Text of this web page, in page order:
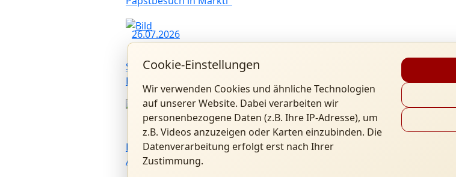
26.07.2026
Sommerkonzert mit Konrad
Raischl und Band
01.07.2026
Benedikt XVI. Forum in
Altötting
Cookie-Einstellungen
Wir verwenden Cookies und ähnliche Technologien
auf unserer Website. Dabei verarbeiten wir
personenbezogene Daten (z.B. Ihre IP-Adresse), um
z.B. Videos anzuzeigen oder Karten einzubinden. Die
Datenverarbeitung erfolgt erst nach Ihrer
Zustimmung.